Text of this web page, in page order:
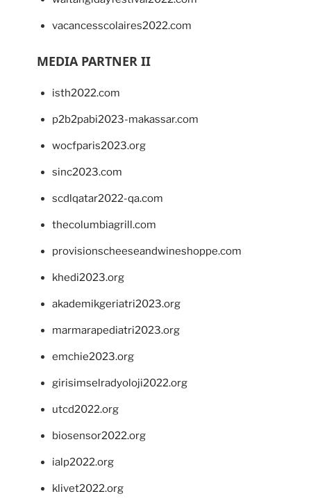
vacancesscolaires2022.com
MEDIA PARTNER II
isth2022.com
p2b2pabi2023-makassar.com
wocfparis2023.org
sinc2023.com
scdlqatar2022-qa.com
thecolumbiagrill.com
provisionscheeseandwineshoppe.com
khedi2023.org
akademikgeriatri2023.org
marmarapediatri2023.org
emchie2023.org
girisimselradyoloji2022.org
utcd2022.org
biosensor2022.org
ialp2022.org
klivet2022.org